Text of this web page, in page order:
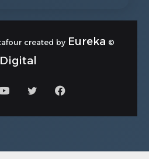
© Copyright 2026, detafour created by
Eureka
Digital
فيسبوكتويتر